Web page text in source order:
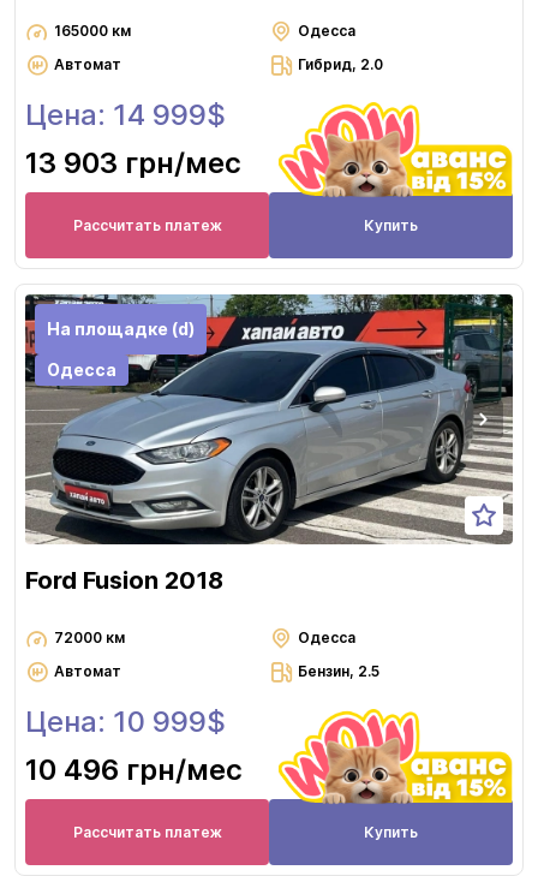
165000 км
Одесса
Автомат
Гибрид, 2.0
Цена: 14 999$
13 903 грн/мес
Рассчитать платеж Купить
На площадке (d)
Одесса
Ford Fusion 2018
72000 км
Одесса
Автомат
Бензин, 2.5
Цена: 10 999$
10 496 грн/мес
Рассчитать платеж Купить